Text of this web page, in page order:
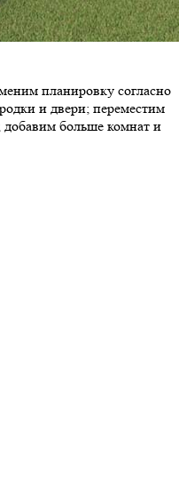
планировку согласно
и двери; переместим
добавим больше комнат и